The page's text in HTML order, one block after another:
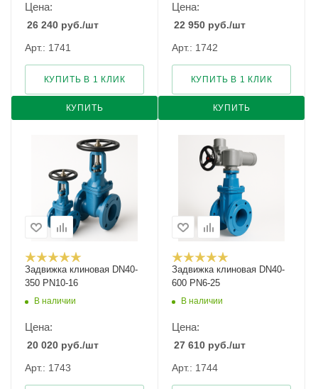
Цена:
26 240 руб./шт
Арт.: 1741
КУПИТЬ
КУПИТЬ В 1 КЛИК
Цена:
22 950 руб./шт
Арт.: 1742
КУПИТЬ
КУПИТЬ В 1 КЛИК
Задвижка клиновая DN40-
350 PN10-16
В наличии
Цена:
20 020 руб./шт
Арт.: 1743
Задвижка клиновая DN40-
600 PN6-25
В наличии
Цена:
27 610 руб./шт
Арт.: 1744